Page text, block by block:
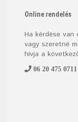
Online rendelés
Ha kérdése van
vagy szeretné
hívja a
06 20 475 0711